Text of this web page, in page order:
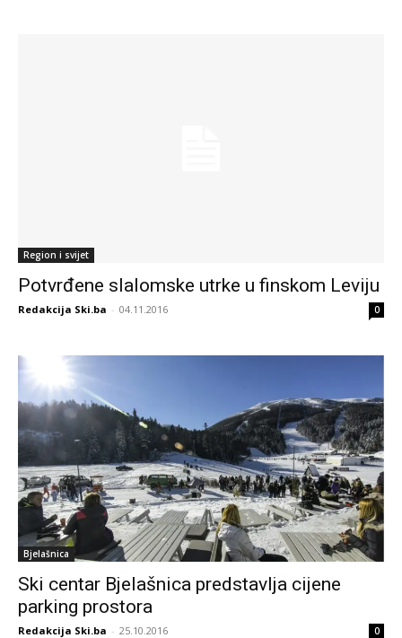
Region i svijet
Potvrđene slalomske utrke u finskom Leviju
Redakcija Ski.ba - 04.11.2016 0
Bjelašnica
Ski centar Bjelašnica predstavlja cijene
parking prostora
Redakcija Ski.ba - 25.10.2016 0